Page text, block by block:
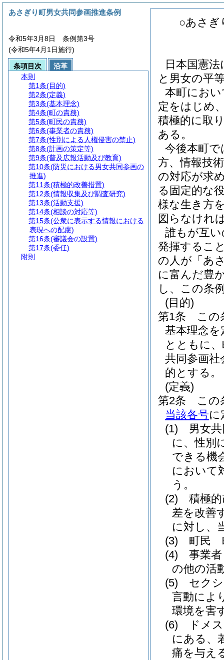
○あさぎ
日本国憲
と男女の平
本町にお
定をはじめ
積極的に取
ある。
今後本町
方、情報技
の対応が求
る固定的な
様な生き方
図らなけれ
誰もが互
発揮するこ
の人が「あ
に富んだ豊
し、この条
(目的)
第1条
この
基本理念
とともに
共同参画
的とする。
(定義)
第2条
この
当該各号に
(1)
男女
に、性別
できる機
において
う。
(2)
積極
差を改善
に対し、
(3)
町民
(4)
事業
の他の活
(5)
セク
言動によ
環境を害
(6)
ドメ
にある、
痛を与え
あさぎり町男女共同参画推進条例
令和5年3月8日 条例第3号
(令和5年4月1日施行)
条項目次
沿革
本則
第1条(目的)
第2条(定義)
第3条(基本理念)
第4条(町の責務)
第5条(町民の責務)
第6条(事業者の責務)
第7条(性別による人権侵害の禁止)
第8条(計画の策定等)
第9条(普及広報活動及び教育)
第10条(防災における男女共同参画の
推進)
第11条(積極的改善措置)
第12条(情報収集及び調査研究)
第13条(活動支援)
第14条(相談の対応等)
第15条(公衆に表示する情報における
表現への配慮)
第16条(審議会の設置)
第17条(委任)
附則